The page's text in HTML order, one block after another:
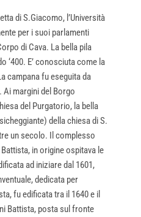
di S.Giacomo, l’Università
per i suoi parlamenti
di Cava. La bella pila
‘400. E’ conosciuta come la
campana fu eseguita da
Ai margini del Borgo
del Purgatorio, la bella
della chiesa di S.
un secolo. Il complesso
in origine ospitava le
ad iniziare dal 1601,
dedicata per
fu edificata tra il 1640 e il
Battista, posta sul fronte